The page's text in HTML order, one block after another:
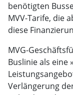
benötigten
MVV-Tarife, die
diese
MVG-
Buslinie als eine
Verlängerung